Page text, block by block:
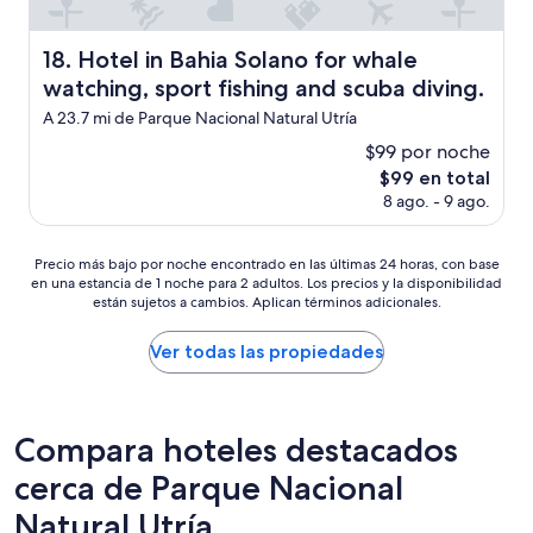
N
O
D
E
S
E
N
U
S
O
P
O
18. Hotel in Bahia Solano for whale
watching, sport fishing and scuba diving.
Hotel in Bahia Solano for whale watching, sport fishing
A 23.7 mi de Parque Nacional Natural Utría
$99 por noche
El
precio
de
$99
$99 en total
8 ago. - 9 ago.
Precio
más
últimas
24
horas,
con
base
Precio más bajo por noche encontrado en las últimas 24 horas, con base
en una estancia de 1 noche para 2 adultos. Los precios y la disponibilidad
están sujetos a cambios. Aplican términos adicionales.
Ver todas las propiedades
Compara hoteles destacados
cerca de Parque Nacional